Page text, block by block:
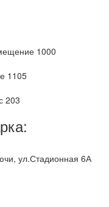
1000
1105
203
ул.Стадионная 6А